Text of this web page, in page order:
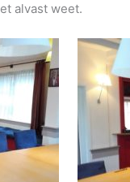
alvast weet.